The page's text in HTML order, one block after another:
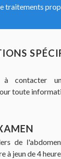
traitements
à contacter
toute
de
à jeun de 4